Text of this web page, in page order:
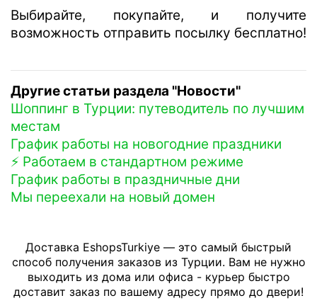
Выбирайте, покупайте, и получите
возможность отправить посылку бесплатно!
Другие статьи раздела "Новости"
Шоппинг в Турции: путеводитель по лучшим
местам
График работы на новогодние праздники
⚡️ Работаем в стандартном режиме
График работы в праздничные дни
Мы переехали на новый домен
Доставка EshopsTurkiye — это самый быстрый
способ получения заказов из Турции. Вам не нужно
выходить из дома или офиса - курьер быстро
доставит заказ по вашему адресу прямо до двери!